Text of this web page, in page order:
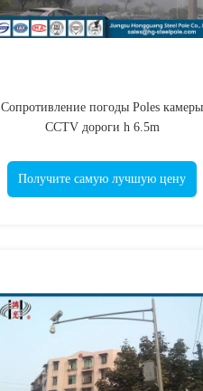
Сопротивление погоды Poles камеры
CCTV дороги h 6.5m
Получите самую лучшую цену